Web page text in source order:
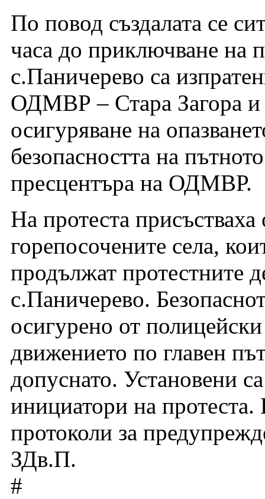
По повод създалата се
часа до приключване на
с.Паничерево са
ОДМВР – Стара Загора и
осигуряване на
безопасността на
пресцентъра на ОДМВР.
На протеста
горепосочените села,
продължат протестните
с.Паничерево.
осигурено от
движението по главен
допуснато. Установени
инициатори на
протоколи за
ЗДв.П.
#